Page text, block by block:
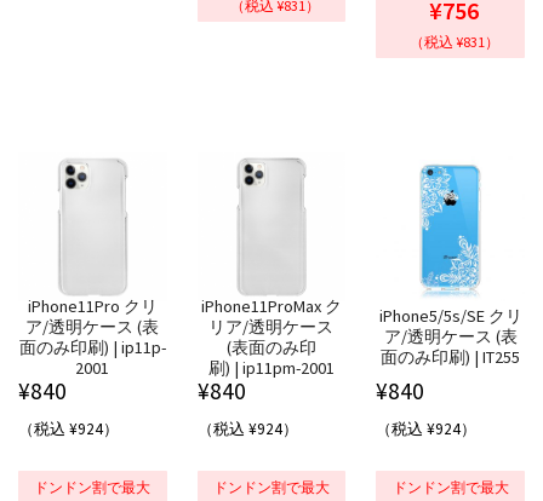
（税込 ¥831） ¥756
（税込 ¥831）
iPhone11Pro クリ
ア/透明ケース (表
面のみ印刷) | ip11p-
2001
¥840
（税込 ¥924）
ドンドン割で最大
iPhone11ProMax ク
リア/透明ケース
(表面のみ印
刷) | ip11pm-2001
¥840
（税込 ¥924）
ドンドン割で最大
iPhone5/5s/SE クリ
ア/透明ケース (表
面のみ印刷) | IT255
¥840
（税込 ¥924）
ドンドン割で最大